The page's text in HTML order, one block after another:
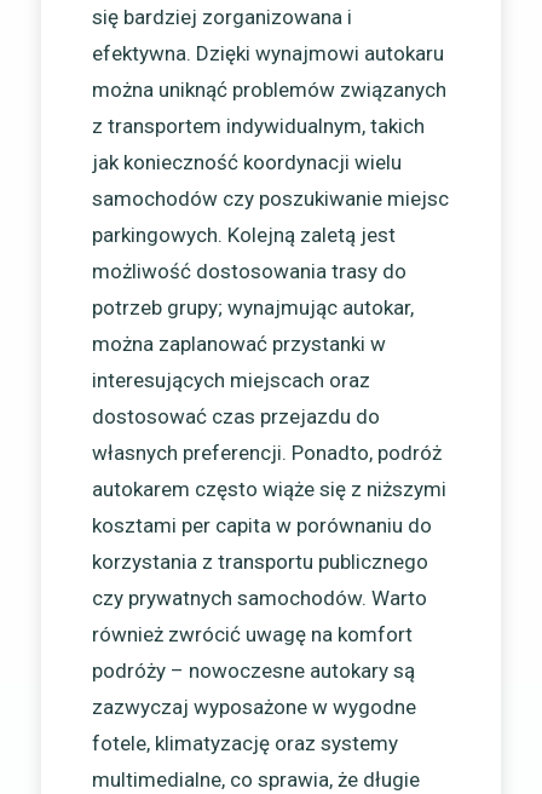
się bardziej zorganizowana i
efektywna. Dzięki wynajmowi autokaru
można uniknąć problemów związanych
z transportem indywidualnym, takich
jak konieczność koordynacji wielu
samochodów czy poszukiwanie miejsc
parkingowych. Kolejną zaletą jest
możliwość dostosowania trasy do
potrzeb grupy; wynajmując autokar,
można zaplanować przystanki w
interesujących miejscach oraz
dostosować czas przejazdu do
własnych preferencji. Ponadto, podróż
autokarem często wiąże się z niższymi
kosztami per capita w porównaniu do
korzystania z transportu publicznego
czy prywatnych samochodów. Warto
również zwrócić uwagę na komfort
podróży – nowoczesne autokary są
zazwyczaj wyposażone w wygodne
fotele, klimatyzację oraz systemy
multimedialne, co sprawia, że długie